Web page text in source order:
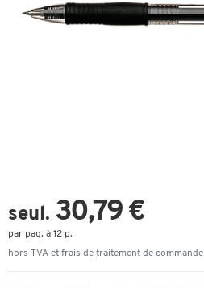
seul. 30,79 €
par paq. à 12 p.
hors TVA et frais de traitement de commande